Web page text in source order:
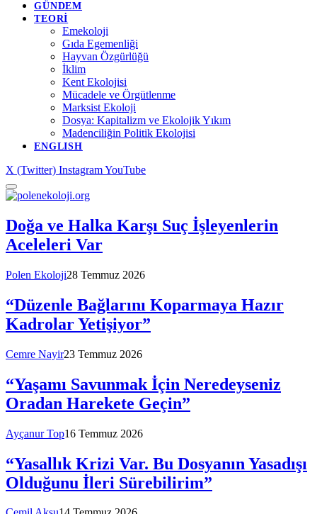
GÜNDEM
TEORİ
Emekoloji
Gıda Egemenliği
Hayvan Özgürlüğü
İklim
Kent Ekolojisi
Mücadele ve Örgütlenme
Marksist Ekoloji
Dosya: Kapitalizm ve Ekolojik Yıkım
Madenciliğin Politik Ekolojisi
ENGLISH
X (Twitter) InstagramYouTube
Doğa ve Halka Karşı Suç İşleyenlerin
Aceleleri Var
Polen Ekoloji28 Temmuz 2026
“Düzenle Bağlarını Koparmaya Hazır
Kadrolar Yetişiyor”
Cemre Nayir23 Temmuz 2026
“Yaşamı Savunmak İçin Neredeyseniz
Oradan Harekete Geçin”
Ayçanur Top16 Temmuz 2026
“Yasallık Krizi Var. Bu Dosyanın Yasadışı
Olduğunu İleri Sürebilirim”